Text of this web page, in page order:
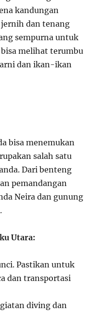
kandungan
dan tenang
sempurna untuk
melihat terumbu
dan ikan-ikan
bisa menemukan
salah satu
Dari benteng
pemandangan
Neira dan gunung
Utara:
Pastikan untuk
dan transportasi
diving dan